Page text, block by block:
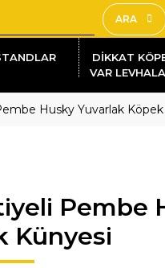
ARA
DİKKAT
VAR
Husky Yuvarlak
Pembe
Künyesi